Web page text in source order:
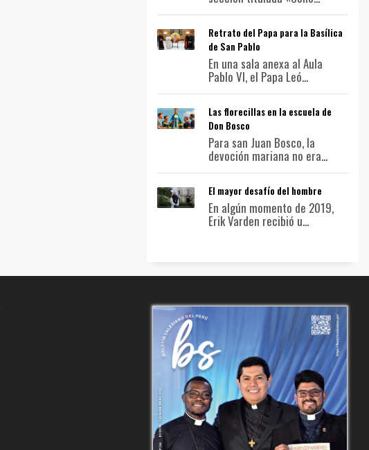
Retrato del Papa para la Basílica
de San Pablo
En una sala anexa al Aula
Pablo VI, el Papa Leó...
Las florecillas en la escuela de
Don Bosco
Para san Juan Bosco, la
devoción mariana no era...
El mayor desafío del hombre
En algún momento de 2019,
Erik Varden recibió u...